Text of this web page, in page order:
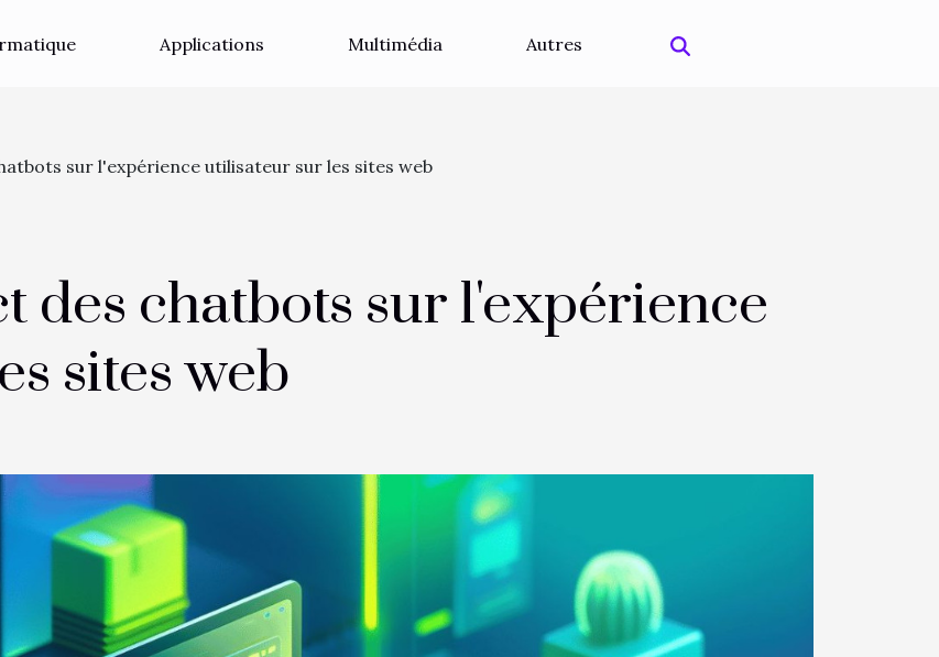
Applications Multimédia Autres
sur l'expérience utilisateur sur les sites web
des chatbots sur l'expérience
sites web